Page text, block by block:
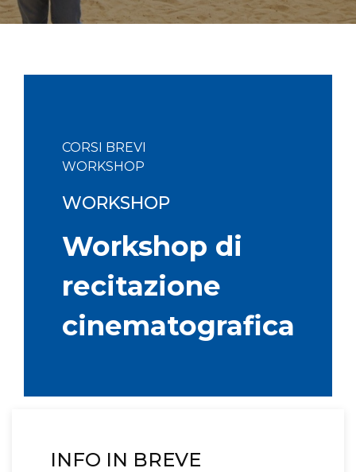
CORSI BREVI
WORKSHOP
WORKSHOP
Workshop di
recitazione
cinematografica
INFO IN BREVE